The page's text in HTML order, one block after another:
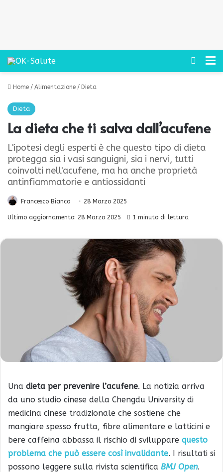
Cerca
Home / Alimentazione / Dieta
Dieta
La dieta che ti salva dall’acufene
L'ipotesi degli esperti è che questo tipo di dieta
protegga sia i vasi sanguigni, sia i nervi, tutti
coinvolti nell'acufene, ma ha anche proprietà
antinfiammatorie e antiossidanti
Francesco Bianco 28 Marzo 2025
Ultimo aggiornamento: 28 Marzo 2025 1 minuto di lettura
Una dieta per prevenire l’acufene. La notizia arriva
da uno studio cinese della Chengdu University di
medicina cinese tradizionale che sostiene che
mangiare spesso frutta, fibre alimentare e latticini e
bere caffeina abbassa il rischio di sviluppare questo
problema che può essere così invalidante. I risultati si
possono leggere sulla rivista scientifica BMJ Open.